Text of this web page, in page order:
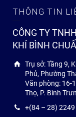
THÔNG TIN
CÔNG TY
KHÍ BÌNH
Trụ sở: Tầng 9,
Phủ, Phường
Văn phòng: 16-
Thọ, P. Bình
+(84 – 28)